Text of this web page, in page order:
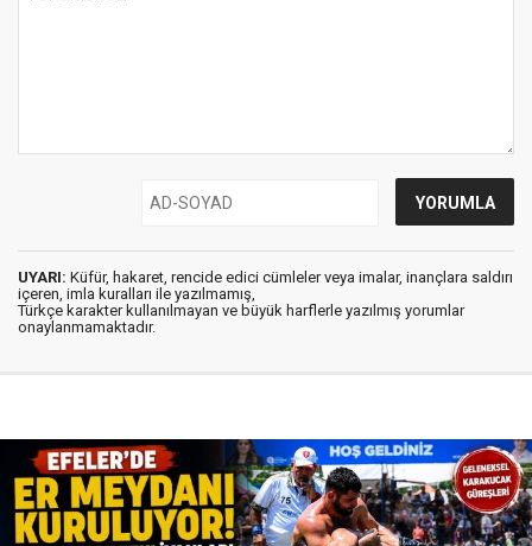
UYARI: Küfür, hakaret, rencide edici cümleler veya imalar, inançlara saldırı
içeren, imla kuralları ile yazılmamış,
Türkçe karakter kullanılmayan ve büyük harflerle yazılmış yorumlar
onaylanmamaktadır.